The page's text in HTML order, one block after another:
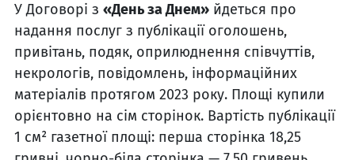
У Договорі з «День за Днем» йдеться про
надання послуг з публікації оголошень,
привітань, подяк, оприлюднення співчуттів,
некрологів, повідомлень, інформаційних
матеріалів протягом 2023 року. Площі купили
орієнтовно на сім сторінок. Вартість публікації
1 см² газетної площі: перша сторінка 18,25